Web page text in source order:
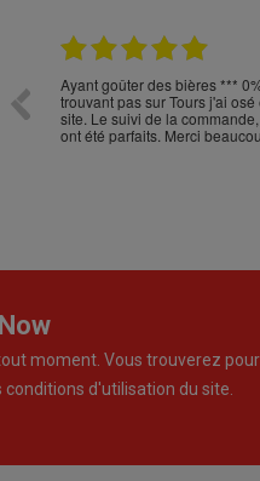
Ayant goûter des bières ***
trouvant pas sur Tours j'ai
site. Le suivi de la
ont été parfaits. Merci
moment. Vous trouverez
d'utilisation du site.